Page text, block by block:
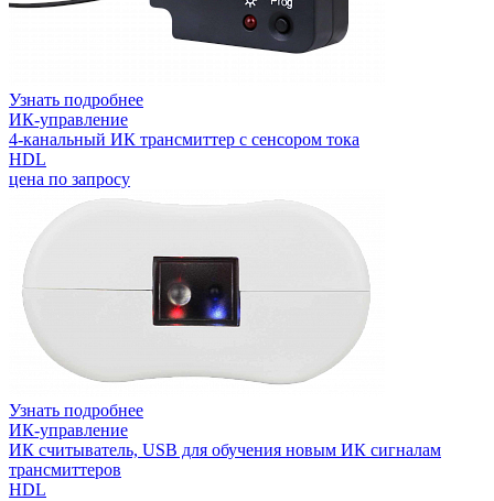
Узнать подробнее
ИК-управление
4-канальный ИК трансмиттер с сенсором тока
HDL
цена по запросу
Узнать подробнее
ИК-управление
ИК считыватель, USB для обучения новым ИК сигналам
трансмиттеров
HDL